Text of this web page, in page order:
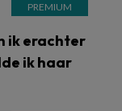
ik erachter
ik haar